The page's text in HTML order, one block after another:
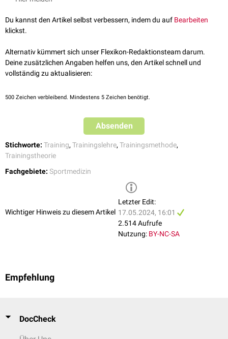
oberen Ende der autonom geschützten Reserve steht die
absolute
Leistungsfähigkeit
Du kannst den Artikel selbst verbessern, indem du auf Bearbeiten
klickst.
Alternativ kümmert sich unser Flexikon-Redaktionsteam darum.
Deine zusätzlichen Angaben helfen uns, den Artikel schnell und
vollständig zu aktualisieren:
500 Zeichen verbleibend. Mindestens 5 Zeichen benötigt.
Absenden
Stichworte: Training, Trainingslehre, Trainingsmethode,
Trainingstheorie
Fachgebiete: Sportmedizin
Wichtiger Hinweis zu diesem Artikel
Letzter Edit:
17.05.2024, 16:01
2.514 Aufrufe
Nutzung: BY-NC-SA
Empfehlung
DocCheck